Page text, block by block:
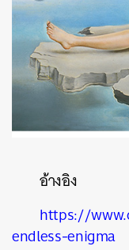
อ้างอิง
https://
endless-enigma